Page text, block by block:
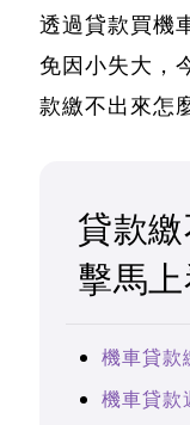
透過貸款買機
免因小失大，
款繳不出來怎
貸款
擊馬
機車貸款
機車貸款